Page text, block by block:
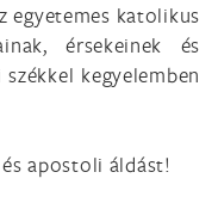
egyetemes katolikus
érsekeinek és
kegyelemben
apostoli áldást!